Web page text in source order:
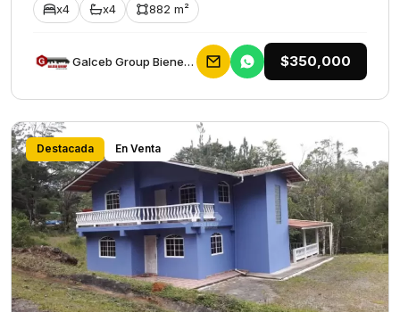
x4 x4 882 m²
Galceb Group Bienes Raices $350,000
Destacada En Venta